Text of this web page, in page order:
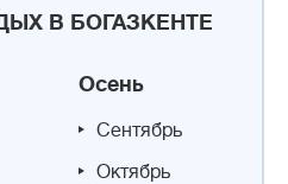
В БОГАЗКЕНТЕ
Осень
Сентябрь
Октябрь